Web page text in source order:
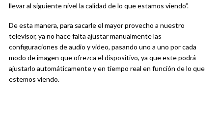
llevar al siguiente nivel la calidad de lo que estamos viendo”.
De esta manera, para sacarle el mayor provecho a nuestro
televisor, ya no hace falta ajustar manualmente las
configuraciones de audio y video, pasando uno a uno por cada
modo de imagen que ofrezca el dispositivo, ya que este podrá
ajustarlo automáticamente y en tiempo real en función de lo que
estemos viendo.